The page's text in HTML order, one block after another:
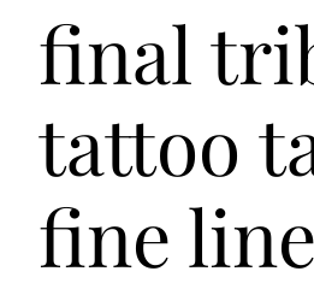
final
tattoo
fine line